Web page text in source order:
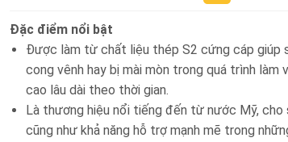
Đặc điểm nổi bật
Được làm từ chất liệu thép S2 cứng cáp giúp
cong vênh hay bị mài mòn trong quá trình làm
cao lâu dài theo thời gian.
Là thương hiệu nổi tiếng đến từ nước Mỹ,
cũng như khả năng hỗ trợ mạnh mẽ trong